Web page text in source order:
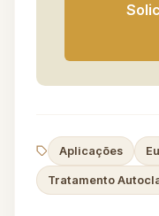
Aplicações
Tratamento